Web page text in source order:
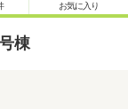
お気に入り
棟